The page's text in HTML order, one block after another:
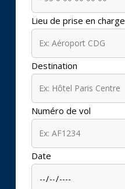
Lieu de prise en charge
Destination
Numéro de vol
Date